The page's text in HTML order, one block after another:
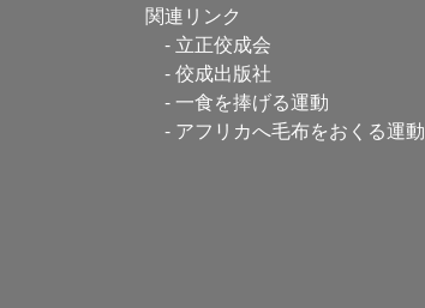
関連リンク
立正佼成会
佼成出版社
一食を捧げる運動
アフリカへ毛布をおくる運動